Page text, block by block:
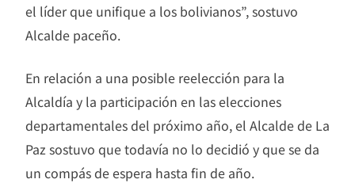
el líder que unifique a los bolivianos”, sostuvo
Alcalde paceño.
En relación a una posible reelección para la
Alcaldía y la participación en las elecciones
departamentales del próximo año, el Alcalde de La
Paz sostuvo que todavía no lo decidió y que se da
un compás de espera hasta fin de año.